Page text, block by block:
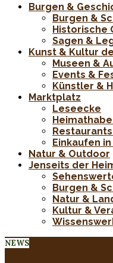
Burgen &
Burgen &
Historische
Sagen &
Kunst & Kultur
Museen &
Events &
Künstler &
Marktplatz
Leseecke
Einkaufen
Natur & Outdoor
Jenseits der
Burgen &
Natur &
Kultur &
NEWS